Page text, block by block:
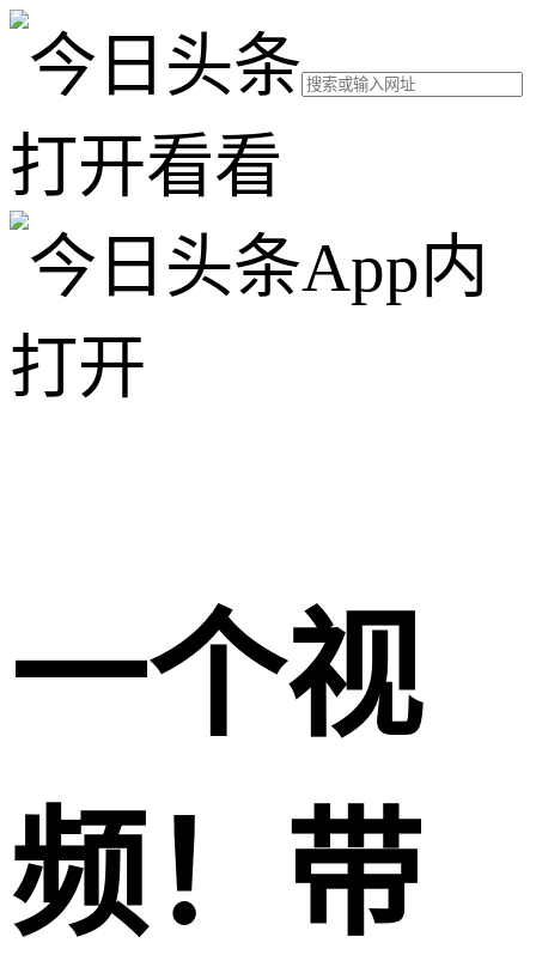
打开看看
App内
打开
一个视
频！带